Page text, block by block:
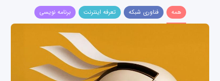
همه فناوری شبکه تعرفه اینترنت برنامه نویسی